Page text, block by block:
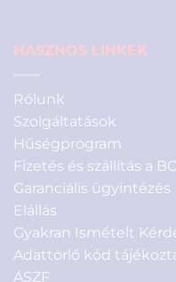
HASZNOS LINKEK
Rólunk
Szolgáltatások
Hűségprogram
Fizetés és szállítás a
Garanciális ügyintézés
Elállás
Gyakran Ismételt
Adattörlő kód
ÁSZF